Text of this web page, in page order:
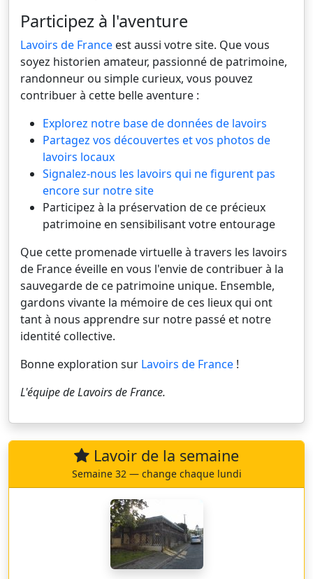
Participez à l'aventure
Lavoirs de France est aussi votre site. Que vous
soyez historien amateur, passionné de patrimoine,
randonneur ou simple curieux, vous pouvez
contribuer à cette belle aventure :
Explorez notre base de données de lavoirs
Partagez vos découvertes et vos photos de
lavoirs locaux
Signalez-nous les lavoirs qui ne figurent pas
encore sur notre site
Participez à la préservation de ce précieux
patrimoine en sensibilisant votre entourage
Que cette promenade virtuelle à travers les lavoirs
de France éveille en vous l'envie de contribuer à la
sauvegarde de ce patrimoine unique. Ensemble,
gardons vivante la mémoire de ces lieux qui ont
tant à nous apprendre sur notre passé et notre
identité collective.
Bonne exploration sur Lavoirs de France !
L'équipe deLavoirs de France.
Lavoir de la semaine
Semaine 32 — change chaque lundi